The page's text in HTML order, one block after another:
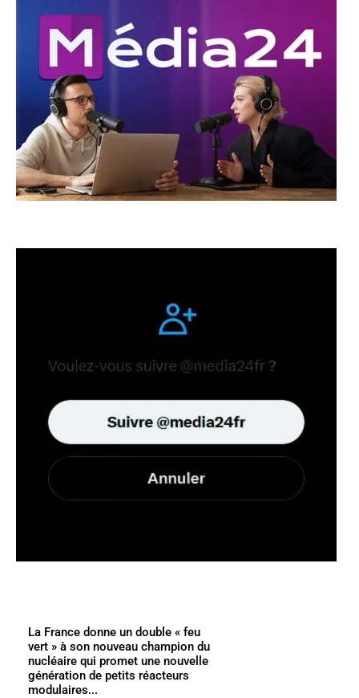
La France donne un double « feu
vert » à son nouveau champion du
nucléaire qui promet une nouvelle
génération de petits réacteurs
modulaires...